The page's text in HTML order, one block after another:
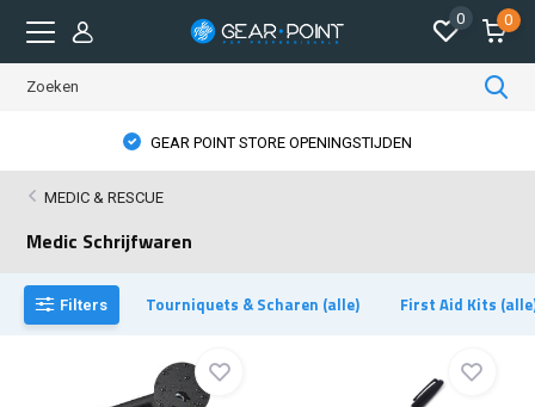
0 0
GEAR POINT STORE OPENINGSTIJDEN
MEDIC & RESCUE
Medic Schrijfwaren
Filters Tourniquets & Scharen (alle) First Aid Kits